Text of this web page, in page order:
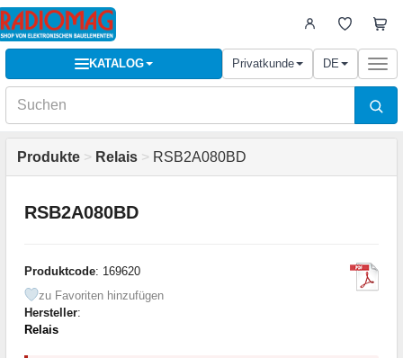
KATALOG Privatkunde DE
Produkte > Relais > RSB2A080BD
RSB2A080BD
Produktcode: 169620
zu Favoriten hinzufügen
Hersteller:
Relais